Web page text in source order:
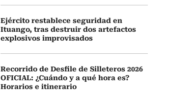
Ejército restablece seguridad en
Ituango, tras destruir dos artefactos
explosivos improvisados
Recorrido de Desfile de Silleteros 2026
OFICIAL: ¿Cuándo y a qué hora es?
Horarios e itinerario